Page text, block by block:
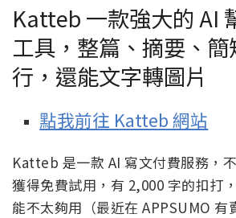
Katteb 一款強大的 AI
工具，整篇、摘要、
行，還能文字轉圖片
點我前往 Katteb 網站
Katteb 是一款 AI 寫文付費服務，
獲得免費試用，有 2,000 字的扣打
能不太夠用（最近在 APPSUMO 有